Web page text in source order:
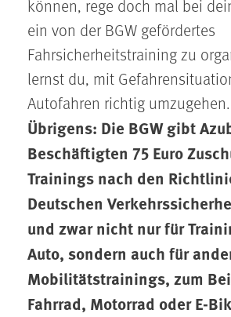
können, rege doch mal bei
ein von der BGW gefördertes
Fahrsicherheitstraining zu
lernst du, mit
Autofahren richtig umzugehen.
Übrigens: Die BGW gibt
Beschäftigten 75 Euro
Trainings nach den
Deutschen
und zwar nicht nur für
Auto, sondern auch für
Mobilitätstrainings, zum
Fahrrad, Motorrad oder E-